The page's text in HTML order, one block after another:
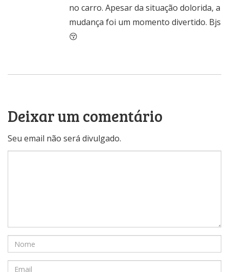
no carro. Apesar da situação dolorida, a
mudança foi um momento divertido. Bjs
😚
Deixar um comentário
Seu email não será divulgado.